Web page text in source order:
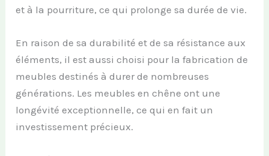
et à la pourriture, ce qui prolonge sa durée de vie.
En raison de sa durabilité et de sa résistance aux
éléments, il est aussi choisi pour la fabrication de
meubles destinés à durer de nombreuses
générations. Les meubles en chêne ont une
longévité exceptionnelle, ce qui en fait un
investissement précieux.